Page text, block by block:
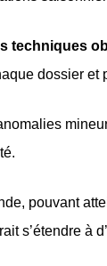
techniques
dossier et
pouvant
s’étendre à